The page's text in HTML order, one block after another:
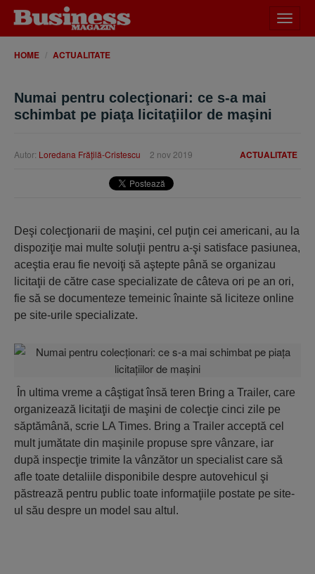
meniu
HOME ACTUALITATE
Numai pentru colecţionari: ce s-a mai
schimbat pe piaţa licitaţiilor de maşini
ACTUALITATE
Autor: Loredana Frăţilă-Cristescu 2 nov 2019
Deşi colecţionarii de maşini, cel puţin cei americani, au la
dispoziţie mai multe soluţii pentru a-şi satisface pasiunea,
aceştia erau fie nevoiţi să aştepte până se organizau
licitaţii de către case specializate de câteva ori pe an ori,
fie să se documenteze temeinic înainte să liciteze online
pe site-urile specializate.
În ultima vreme a câştigat însă teren Bring a Trailer, care
organizează licitaţii de maşini de colecţie cinci zile pe
săptămână, scrie LA Times. Bring a Trailer acceptă cel
mult jumătate din maşinile propuse spre vânzare, iar
după inspecţie trimite la vânzător un specialist care să
afle toate detaliile disponibile despre autovehicul şi
păstrează pentru public toate informaţiile postate pe site-
ul său despre un model sau altul.